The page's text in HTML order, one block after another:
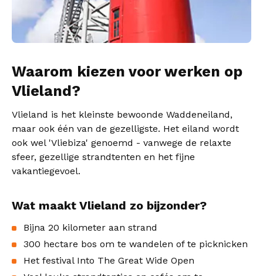
Waarom kiezen voor werken op
Vlieland?
Vlieland is het kleinste bewoonde Waddeneiland,
maar ook één van de gezelligste. Het eiland wordt
ook wel 'Vliebiza' genoemd - vanwege de relaxte
sfeer, gezellige strandtenten en het fijne
vakantiegevoel.
Wat maakt Vlieland zo bijzonder?
Bijna 20 kilometer aan strand
300 hectare bos om te wandelen of te picknicken
Het festival Into The Great Wide Open